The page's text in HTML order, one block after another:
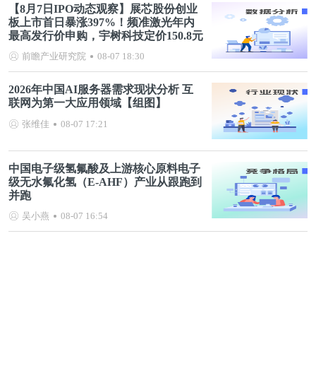
【8月7日IPO动态观察】展芯股份创业
板上市首日暴涨397%！频准激光年内
最高发行价申购，宇树科技定价150.8元
前瞻产业研究院 08-07 18:30
2026年中国AI服务器需求现状分析 互
联网为第一大应用领域【组图】
张维佳 08-07 17:21
中国电子级氢氟酸及上游核心原料电子
级无水氟化氢（E-AHF）产业从跟跑到
并跑
吴小燕 08-07 16:54